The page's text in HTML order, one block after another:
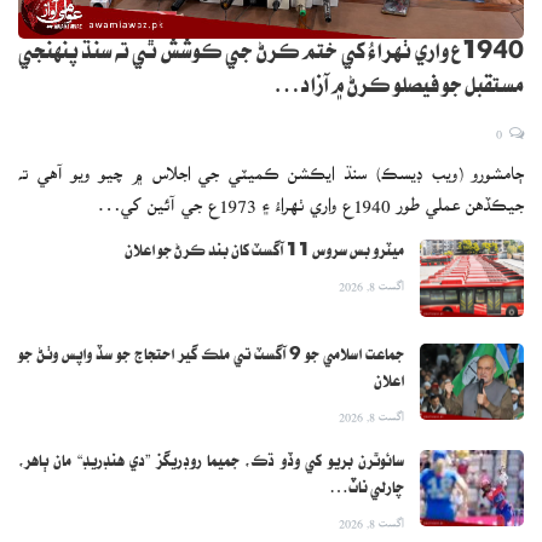
1940ع واري ٺهراءُ کي ختم ڪرڻ جي ڪوشش ٿي ته سنڌ پنهنجي
مستقبل جو فيصلو ڪرڻ ۾ آزاد…
ڄامشورو (ويب ڊيسڪ) سنڌ ايڪشن ڪميٽي جي اجلاس ۾ چيو ويو آهي ته
جيڪڏهن عملي طور 1940ع واري ٺهراءُ ۽ 1973ع جي آئين کي…
ميٽرو بس سروس 11 آگسٽ کان بند ڪرڻ جو اعلان
اگست 8, 2026
جماعت اسلامي جو 9 آگسٽ تي ملڪ گير احتجاج جو سڏ واپس وٺڻ جو
اعلان
اگست 8, 2026
سائوٿرن بريو کي وڏو ڌڪ، جميما روڊريگز ”دي هنڊريڊ“ مان ٻاهر،
چارلي ناٽ…
اگست 8, 2026